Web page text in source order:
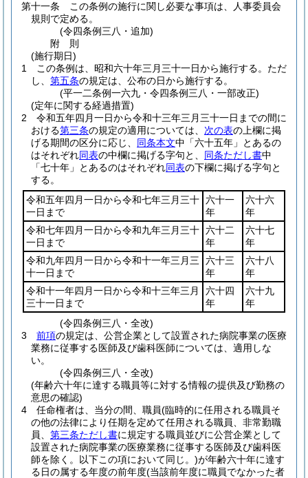
第十一条
この条例の施行に関し必要な事項は、人事委員会
規則で定める。
(令四条例三八・追加)
附 則
(施行期日)
1
この条例は、昭和六十年三月三十一日から施行する。 ただ
し、 第五条の規定は、公布の日から施行する。
(平一二条例一六九・令四条例三八・一部改正)
(定年に関する経過措置)
2
令和五年四月一日から令和十三年三月三十一日までの間に
おける第三条の規定の適用については、 次の表の上欄に掲
げる期間の区分に応じ、 同条本文中「六十五年」とあるの
はそれぞれ同表の中欄に掲げる字句と、 同条ただし書中
「七十年」とあるのはそれぞれ同表の下欄に掲げる字句と
する。
令和五年四月一日から令和七年三月三十
一日まで
六十一
年
六十六
年
令和七年四月一日から令和九年三月三十
一日まで
六十二
年
六十七
年
令和九年四月一日から令和十一年三月三
十一日まで
六十三
年
六十八
年
令和十一年四月一日から令和十三年三月
三十一日まで
六十四
年
六十九
年
(令四条例三八・全改)
3
前項の規定は、公営企業として設置された病院事業の医療
業務に従事する医師及び歯科医師については、適用しな
い。
(令四条例三八・全改)
(年齢六十年に達する職員等に対する情報の提供及び勤務の
意思の確認)
4
任命権者は、当分の間、職員(臨時的に任用される職員そ
の他の法律により任期を定めて任用される職員、非常勤職
員、 第三条ただし書に規定する職員並びに公営企業として
設置された病院事業の医療業務に従事する医師及び歯科医
師を除く。以下この項において同じ。)が年齢六十年に達す
る日の属する年度の前年度(当該前年度に職員でなかった者